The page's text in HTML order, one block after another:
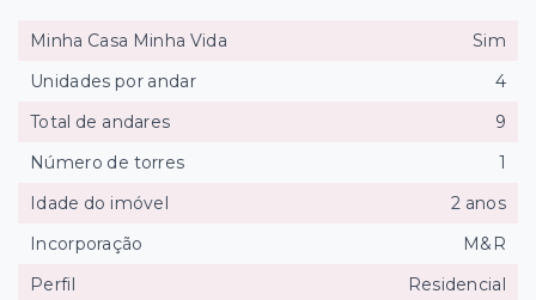
Minha Casa Minha Vida
Sim
Unidades por andar
4
Total de andares
9
Número de torres
1
Idade do imóvel
2 anos
Incorporação
M&R
Perfil
Residencial